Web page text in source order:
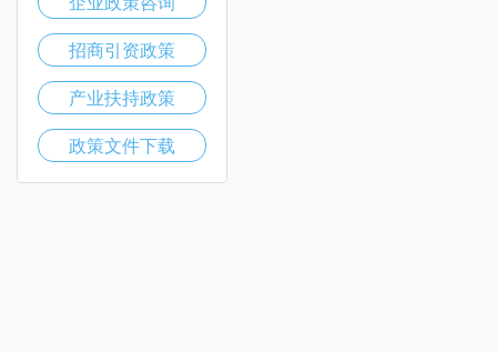
招商引资政策
产业扶持政策
政策文件下载